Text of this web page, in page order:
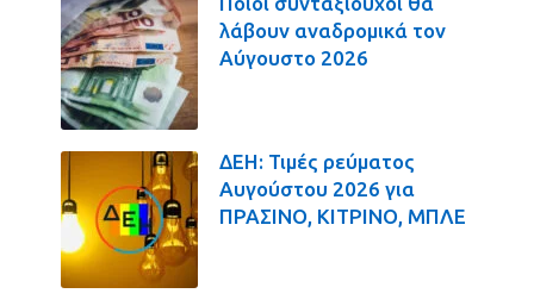
λάβουν αναδρομικά τον
Αύγουστο 2026
ΔΕΗ: Τιμές ρεύματος
Αυγούστου 2026 για
ΠΡΑΣΙΝΟ, ΚΙΤΡΙΝΟ, ΜΠΛΕ